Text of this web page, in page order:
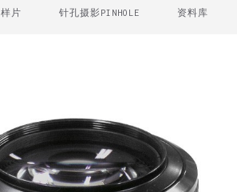
样片 针孔摄影PINHOLE 资料库